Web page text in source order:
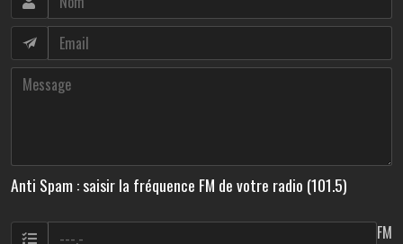
Anti Spam : saisir la fréquence FM de votre radio (101.5)
FM